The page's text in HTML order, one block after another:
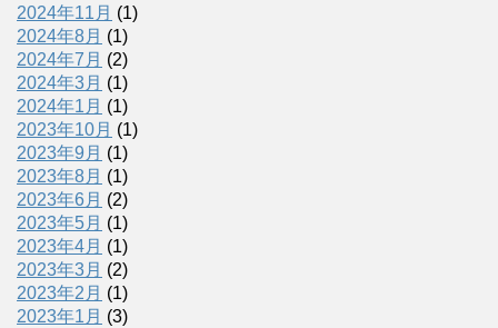
2024年11月 (1)
2024年8月 (1)
2024年7月 (2)
2024年3月 (1)
2024年1月 (1)
2023年10月 (1)
2023年9月 (1)
2023年8月 (1)
2023年6月 (2)
2023年5月 (1)
2023年4月 (1)
2023年3月 (2)
2023年2月 (1)
2023年1月 (3)